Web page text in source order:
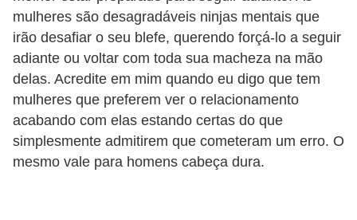
mulheres são desagradáveis ninjas mentais que
irão desafiar o seu blefe, querendo forçá-lo a seguir
adiante ou voltar com toda sua macheza na mão
delas. Acredite em mim quando eu digo que tem
mulheres que preferem ver o relacionamento
acabando com elas estando certas do que
simplesmente admitirem que cometeram um erro. O
mesmo vale para homens cabeça dura.
e
P
e
r
f
m